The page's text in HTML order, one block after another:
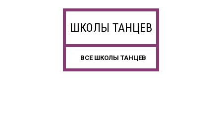
ШКОЛЫ ТАНЦЕВ
ВСЕ ШКОЛЫ ТАНЦЕВ